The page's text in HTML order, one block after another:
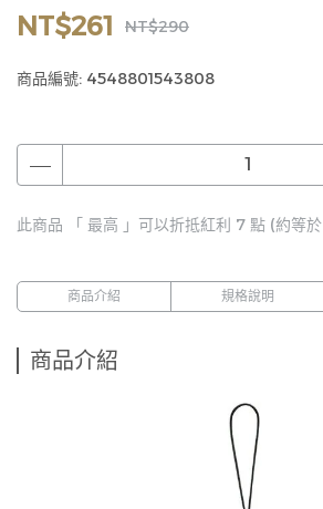
NT$261 NT$290
商品編號: 4548801543808
此商品 「 最高 」可以折抵紅利 7 點 (約等於
商品介紹 規格說明
商品介紹